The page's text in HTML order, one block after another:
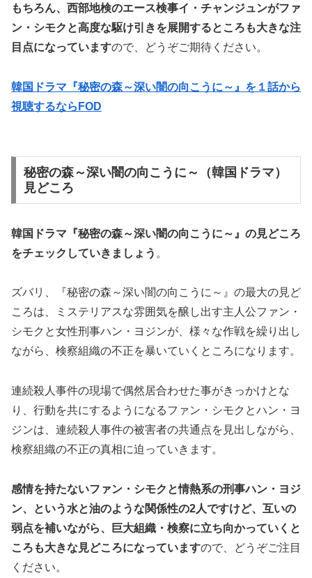
もちろん、西部地検のエース検事イ・チャンジュンがファ
ン・シモクと高度な駆け引きを展開するところも大きな注
目点になっていますので、どうぞご期待ください。
韓国ドラマ『秘密の森～深い闇の向こうに～』を１話から
視聴するならFOD
秘密の森～深い闇の向こうに～（韓国ドラマ）
見どころ
韓国ドラマ『秘密の森～深い闇の向こうに～』の見どころ
をチェックしていきましょう 。
ズバリ、『秘密の森～深い闇の向こうに～』の最大の見ど
ころは、ミステリアスな雰囲気を醸し出す主人公ファン・
シモクと女性刑事ハン・ヨジンが、様々な作戦を繰り出し
ながら、検察組織の不正を暴いていくところになります。
連続殺人事件の現場で偶然居合わせた事がきっかけとな
り、行動を共にするようになるファン・シモクとハン・ヨ
ジンは、連続殺人事件の被害者の共通点を見出しながら、
検察組織の不正の真相に迫っていきます。
感情を持たないファン・シモクと情熱系の刑事ハン・ヨジ
ン、という水と油のような関係性の2人ですけど、互いの
弱点を補いながら、巨大組織・検察に立ち向かっていくと
ころも大きな見どころになっていますので、どうぞご注目
ください。